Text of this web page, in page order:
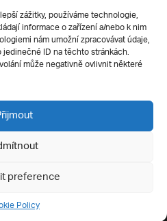
zážitky, používáme technologie,
informace o zařízení a/nebo k nim
nám umožní zpracovávat údaje,
ID na těchto stránkách.
může negativně ovlivnit některé
preference
Policy
Pro uchazeče
Přijímací řízení
E-prihlaska
Přípravné kurzy